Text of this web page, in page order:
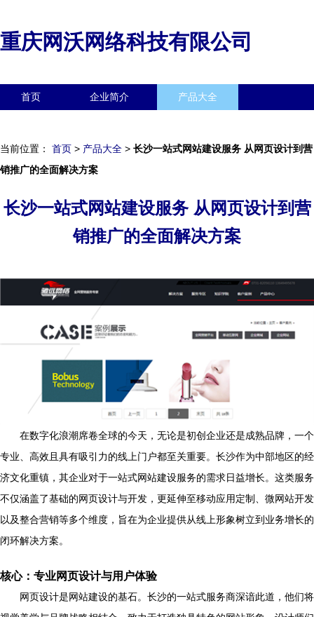
重庆网沃网络科技有限公司
首页 企业简介 产品大全
当前位置： 首页 > 产品大全 > 长沙一站式网站建设服务 从网页设计到营
销推广的全面解决方案
长沙一站式网站建设服务 从网页设计到营
销推广的全面解决方案
在数字化浪潮席卷全球的今天，无论是初创企业还是成熟品牌，一个
专业、高效且具有吸引力的线上门户都至关重要。长沙作为中部地区的经
济文化重镇，其企业对于一站式网站建设服务的需求日益增长。这类服务
不仅涵盖了基础的网页设计与开发，更延伸至移动应用定制、微网站开发
以及整合营销等多个维度，旨在为企业提供从线上形象树立到业务增长的
闭环解决方案。
核心：专业网页设计与用户体验
网页设计是网站建设的基石。长沙的一站式服务商深谙此道，他们将